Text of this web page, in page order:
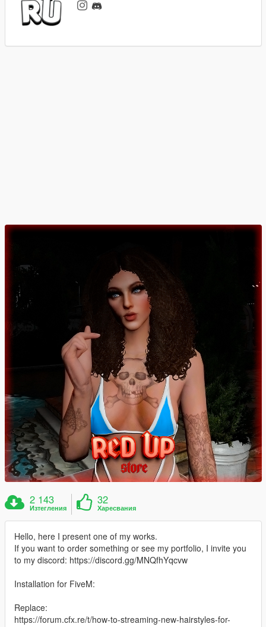
2 143
Изтегления
32
Харесвания
Hello, here I present one of my works.
If you want to order something or see my portfolio, I invite you
to my discord: https://discord.gg/MNQfhYqcvw
Installation for FiveM:
Replace:
https://forum.cfx.re/t/how-to-streaming-new-hairstyles-for-